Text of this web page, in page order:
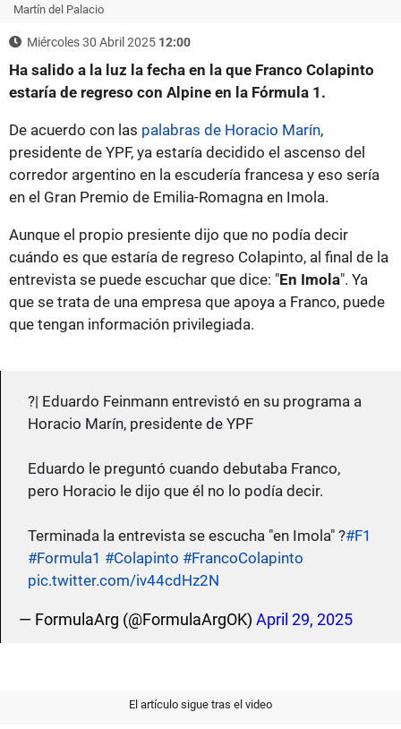
Martín del Palacio
Miércoles 30 Abril 2025 12:00
Ha salido a la luz la fecha en la que Franco Colapinto
estaría de regreso con Alpine en la Fórmula 1.
De acuerdo con las palabras de Horacio Marín,
presidente de YPF, ya estaría decidido el ascenso del
corredor argentino en la escudería francesa y eso sería
en el Gran Premio de Emilia-Romagna en Imola.
Aunque el propio presiente dijo que no podía decir
cuándo es que estaría de regreso Colapinto, al final de la
entrevista se puede escuchar que dice: "En Imola". Ya
que se trata de una empresa que apoya a Franco, puede
que tengan información privilegiada.
?| Eduardo Feinmann entrevistó en su programa a
Horacio Marín, presidente de YPF
Eduardo le preguntó cuando debutaba Franco,
pero Horacio le dijo que él no lo podía decir.
Terminada la entrevista se escucha "en Imola" ?#F1
#Formula1 #Colapinto #FrancoColapinto
pic.twitter.com/iv44cdHz2N
— FormulaArg (@FormulaArgOK) April 29, 2025
El artículo sigue tras el video